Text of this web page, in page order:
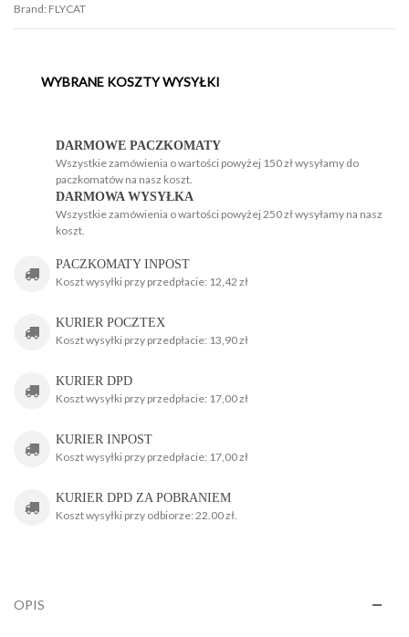
Brand: FLYCAT
WYBRANE KOSZTY WYSYŁKI
DARMOWE PACZKOMATY
Wszystkie zamówienia o wartości powyżej 150 zł wysyłamy do
paczkomatów na nasz koszt.
DARMOWA WYSYŁKA
Wszystkie zamówienia o wartości powyżej 250 zł wysyłamy na nasz
koszt.
PACZKOMATY INPOST
Koszt wysyłki przy przedpłacie: 12,42 zł
KURIER POCZTEX
Koszt wysyłki przy przedpłacie: 13,90 zł
KURIER DPD
Koszt wysyłki przy przedpłacie: 17,00 zł
KURIER INPOST
Koszt wysyłki przy przedpłacie: 17,00 zł
KURIER DPD ZA POBRANIEM
Koszt wysyłki przy odbiorze: 22.00 zł.
OPIS